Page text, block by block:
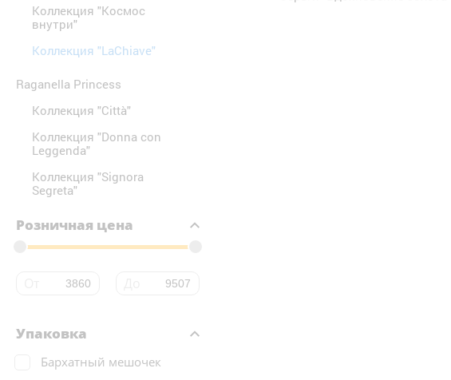
Коллекция "Космос
внутри"
Коллекция "LaChiave"
Raganella Princess
Коллекция "Città"
Коллекция "Donna con
Leggenda"
Коллекция "Signora
Segreta"
Розничная цена
Упаковка
Бархатный мешочек